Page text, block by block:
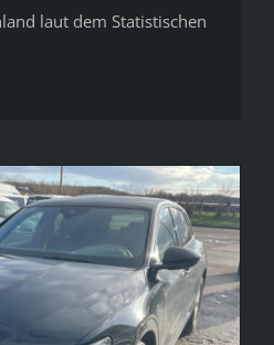
laut dem Statistischen